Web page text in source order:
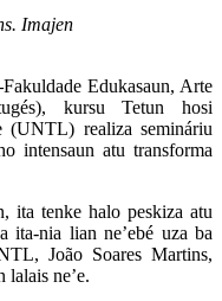
Imajen
Fakuldade Edukasaun, Arte
kursu Tetun hosi
(UNTL) realiza semináriu
intensaun atu transforma
ita tenke halo peskiza atu
ita-nia lian ne’ebé uza ba
João Soares Martins,
ne’e.